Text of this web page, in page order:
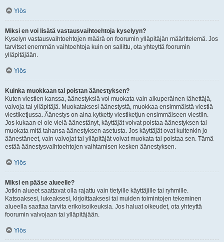
Ylös
Miksi en voi lisätä vastausvaihtoehtoja kyselyyn?
Kyselyn vastausvaihtoehtojen määrä on foorumin ylläpitäjän määrittelemä. Jos
tarvitset enemmän vaihtoehtoja kuin on sallittu, ota yhteyttä foorumin
ylläpitäjään.
Ylös
Kuinka muokkaan tai poistan äänestyksen?
Kuten viestien kanssa, äänestyksiä voi muokata vain alkuperäinen lähettäjä,
valvoja tai ylläpitäjä. Muokataksesi äänestystä, muokkaa ensimmäistä viestiä
viestiketjussa. Äänestys on aina kytketty viestiketjun ensimmäiseen viestiin.
Jos kukaan ei ole vielä äänestänyt, käyttäjät voivat poistaa äänestyksen tai
muokata mitä tahansa äänestyksen asetusta. Jos käyttäjät ovat kuitenkin jo
äänestäneet, vain valvojat tai ylläpitäjät voivat muokata tai poistaa sen. Tämä
estää äänestysvaihtoehtojen vaihtamisen kesken äänestyksen.
Ylös
Miksi en pääse alueelle?
Jotkin alueet saattavat olla rajattu vain tietyille käyttäjille tai ryhmille.
Katsoaksesi, lukeaksesi, kirjoittaaksesi tai muiden toimintojen tekeminen
alueella saattaa tarvita erikoisoikeuksia. Jos haluat oikeudet, ota yhteyttä
foorumin valvojaan tai ylläpitäjään.
Ylös